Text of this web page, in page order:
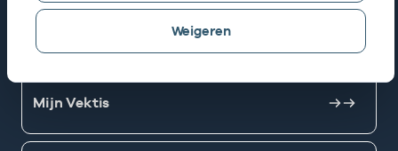
Weigeren
Mijn Vektis